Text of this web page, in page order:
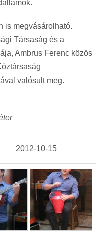
is megvásárolható.
Társaság és a
Ambrus Ferenc közös
valósult meg.
2012-10-15